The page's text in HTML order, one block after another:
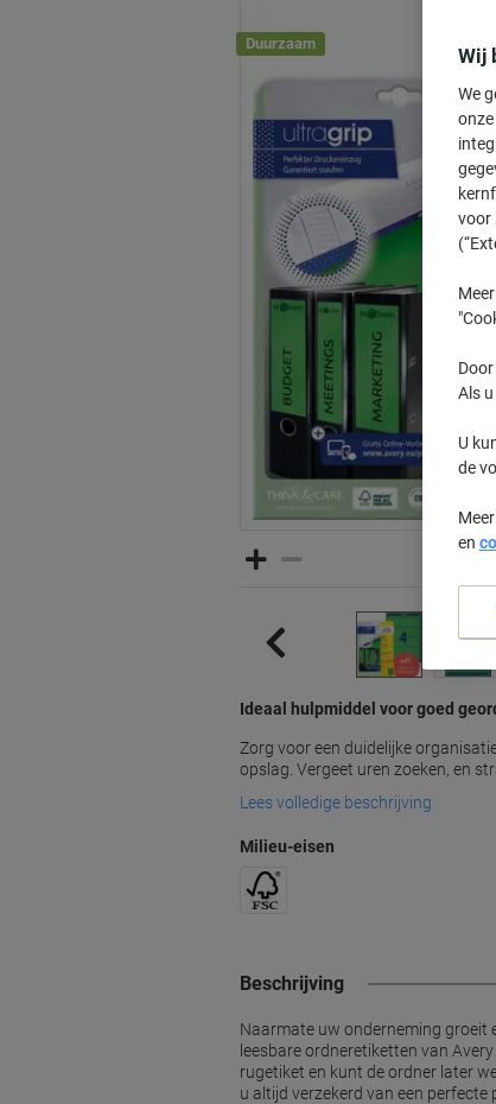
Duurzaam
Ideaal hulpmiddel voor goed
Zorg voor een duidelijke
opslag. Vergeet uren zoeken, en
Lees volledige beschrijving
Milieu-eisen
Beschrijving
Naarmate uw onderneming groeit
leesbare ordneretiketten van
rugetiket en kunt de ordner later
u altijd verzekerd van een
Wij
We
voor
Als
U
de
en